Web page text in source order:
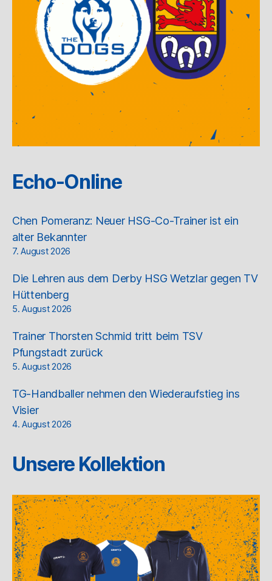
Echo-Online
Chen Pomeranz: Neuer HSG-Co-Trainer ist ein
alter Bekannter
7. August 2026
Die Lehren aus dem Derby HSG Wetzlar gegen TV
Hüttenberg
5. August 2026
Trainer Thorsten Schmid tritt beim TSV
Pfungstadt zurück
5. August 2026
TG-Handballer nehmen den Wiederaufstieg ins
Visier
4. August 2026
Unsere Kollektion